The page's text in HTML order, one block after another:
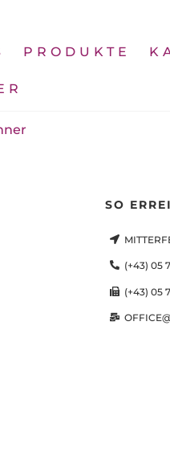
PRODUKTE
SO
(+43) 05
(+43) 05